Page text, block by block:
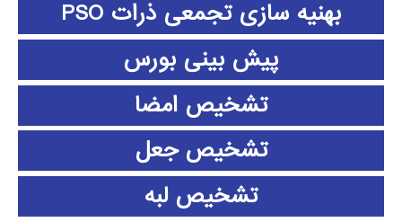
بهنیه سازی تجمعی ذرات PSO
پیش بینی بورس
تشخیص امضا
تشخیص جعل
تشخیص لبه